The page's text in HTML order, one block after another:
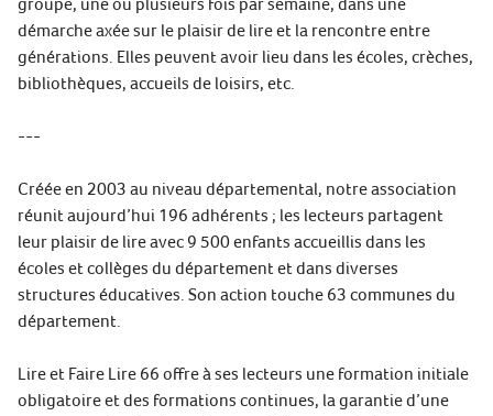
groupe, une ou plusieurs fois par semaine, dans une
démarche axée sur le plaisir de lire et la rencontre entre
générations. Elles peuvent avoir lieu dans les écoles, crèches,
bibliothèques, accueils de loisirs, etc.
---
Créée en 2003 au niveau départemental, notre association
réunit aujourd’hui 196 adhérents ; les lecteurs partagent
leur plaisir de lire avec 9 500 enfants accueillis dans les
écoles et collèges du département et dans diverses
structures éducatives. Son action touche 63 communes du
département.
Lire et Faire Lire 66 offre à ses lecteurs une formation initiale
obligatoire et des formations continues, la garantie d’une